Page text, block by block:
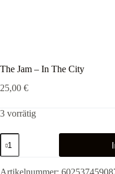
The Jam – In The City
25,00 €
3 vorrätig
The
Jam
-
In